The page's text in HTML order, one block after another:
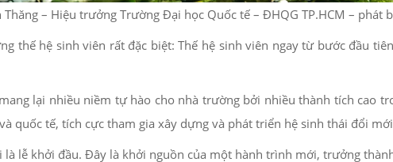
Thăng – Hiệu trưởng Trường Đại học Quốc tế – ĐHQG TP.HCM – phát
thế hệ sinh viên rất đặc biệt: Thế hệ sinh viên ngay từ bước đầu
lại nhiều niềm tự hào cho nhà trường bởi nhiều thành tích cao
quốc tế, tích cực tham gia xây dựng và phát triển hệ sinh thái đổi
là lễ khởi đầu. Đây là khởi nguồn của một hành trình mới, trưởng